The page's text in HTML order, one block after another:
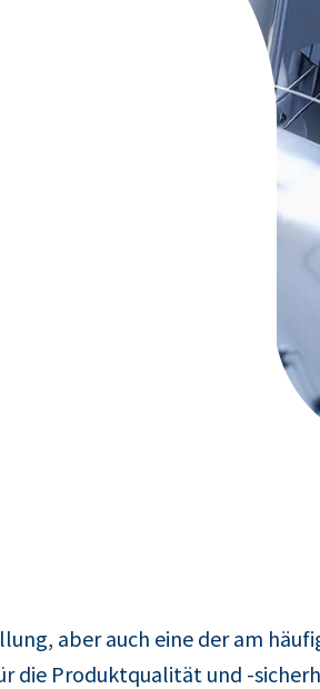
aber auch eine der am
die Produktqualität und -